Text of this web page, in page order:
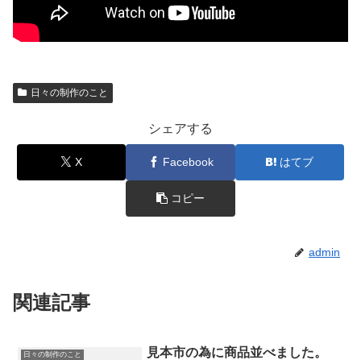
日々の制作のこと
シェアする
X Facebook はてブ
コピー
admin
関連記事
日々の制作のこと 見本市の為に商品並べました。